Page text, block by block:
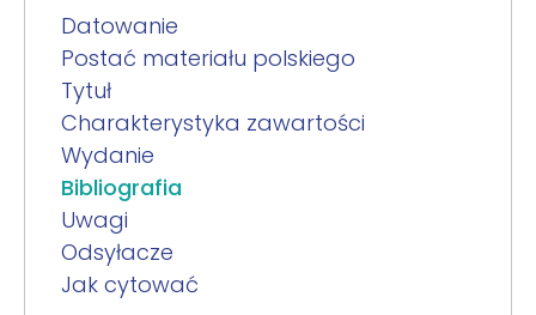
Datowanie
Postać materiału polskiego
Tytuł
Charakterystyka zawartości
Wydanie
Bibliografia
Uwagi
Odsyłacze
Jak cytować